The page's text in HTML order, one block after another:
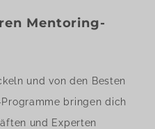
Mentoring-
und von den Besten
bringen dich
und Experten